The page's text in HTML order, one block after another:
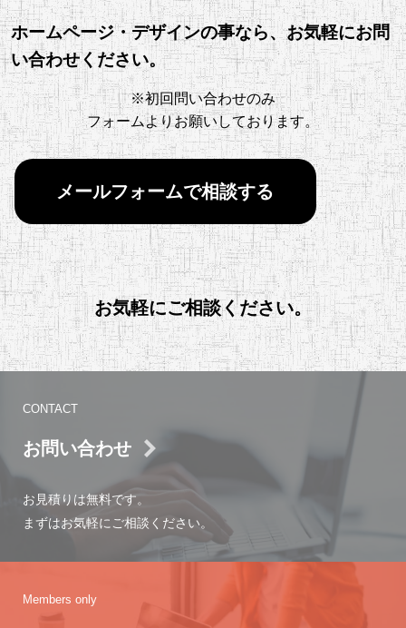
ホームページ・デザインの事なら、お気軽にお問
い合わせください。
※初回問い合わせのみ
フォームよりお願いしております。
メールフォームで相談する
お気軽にご相談ください。
CONTACT
お問い合わせ
お見積りは無料です。
まずはお気軽にご相談ください。
Members only